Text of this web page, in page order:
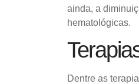
ainda, a
hematológicas.
Dentre as